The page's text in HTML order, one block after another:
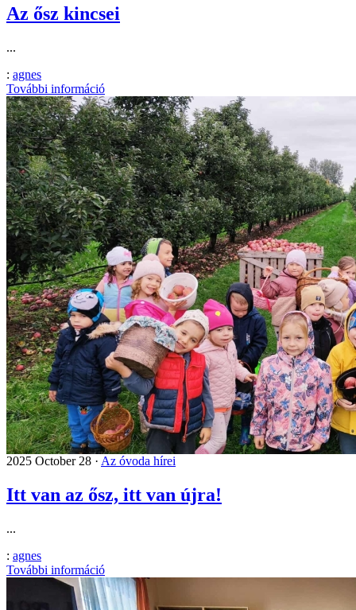
Az ősz kincsei
...
: agnes
További információ
2025 October 28 · Az óvoda hírei
Itt van az ősz, itt van újra!
...
: agnes
További információ